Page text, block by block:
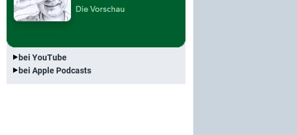
bei YouTube
bei Apple Podcasts